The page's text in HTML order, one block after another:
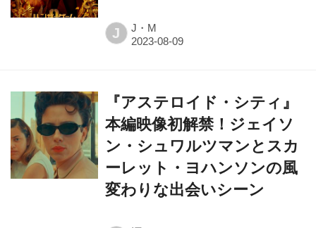
J J・M
『アステロイド・シティ』
本編映像初解禁！ジェイソ
ン・シュワルツマンとスカ
ーレット・ヨハンソンの風
変わりな出会いシーン